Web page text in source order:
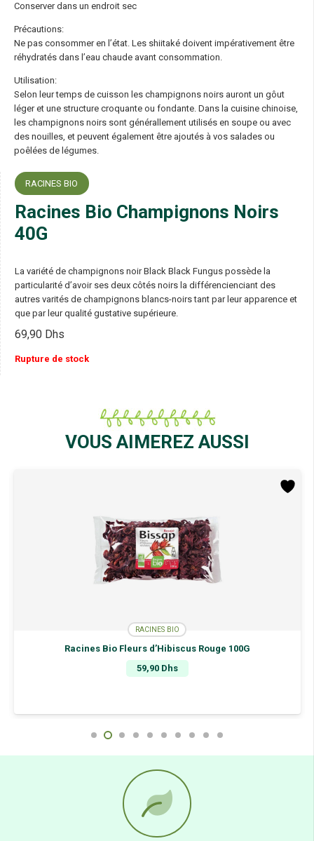
Conserver dans un endroit sec
Précautions:
Ne pas consommer en l’état. Les shiitaké doivent impérativement être
réhydratés dans l’eau chaude avant consommation.
Utilisation:
Selon leur temps de cuisson les champignons noirs auront un gôut
léger et une structure croquante ou fondante. Dans la cuisine chinoise,
les champignons noirs sont générallement utilisés en soupe ou avec
des nouilles, et peuvent également être ajoutés à vos salades ou
poêlées de légumes.
RACINES BIO
Racines Bio Champignons Noirs
40G
La variété de champignons noir Black Black Fungus possède la
particularité d’avoir ses deux côtés noirs la différencienciant des
autres varités de champignons blancs-noirs tant par leur apparence et
que par leur qualité gustative supérieure.
69,90 Dhs
Rupture de stock
VOUS AIMEREZ AUSSI
RACINES BIO
Racines Bio Fleurs d’Hibiscus Rouge 100G
59,90 Dhs